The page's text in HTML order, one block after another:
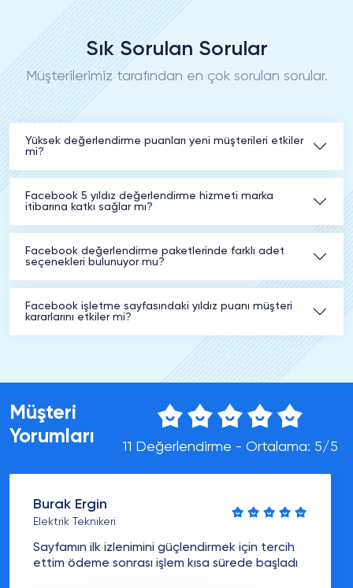
Sık Sorulan Sorular
Müşterilerimiz tarafından en çok sorulan sorular.
Yüksek değerlendirme puanları yeni müşterileri etkiler
mi?
Facebook 5 yıldız değerlendirme hizmeti marka
itibarına katkı sağlar mı?
Facebook değerlendirme paketlerinde farklı adet
seçenekleri bulunuyor mu?
Facebook işletme sayfasındaki yıldız puanı müşteri
kararlarını etkiler mi?
Müşteri
Yorumları
11 Değerlendirme - Ortalama: 5/5
Burak Ergin
Elektrik Teknikeri
Sayfamın ilk izlenimini güçlendirmek için tercih
ettim ödeme sonrası işlem kısa sürede başladı